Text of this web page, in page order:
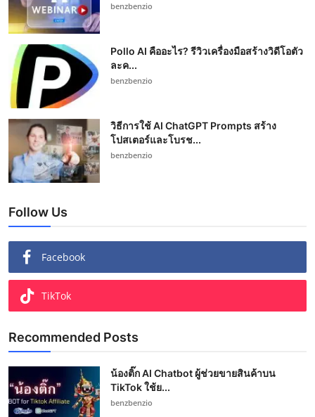
benzbenzio
Pollo AI คืออะไร? รีวิวเครื่องมือสร้างวิดีโอตัว
ละค...
benzbenzio
วิธีการใช้ AI ChatGPT Prompts สร้าง
โปสเตอร์และโบรช...
benzbenzio
Follow Us
Facebook
TikTok
Recommended Posts
น้องติ๊ก AI Chatbot ผู้ช่วยขายสินค้าบน
TikTok ใช้ย...
benzbenzio